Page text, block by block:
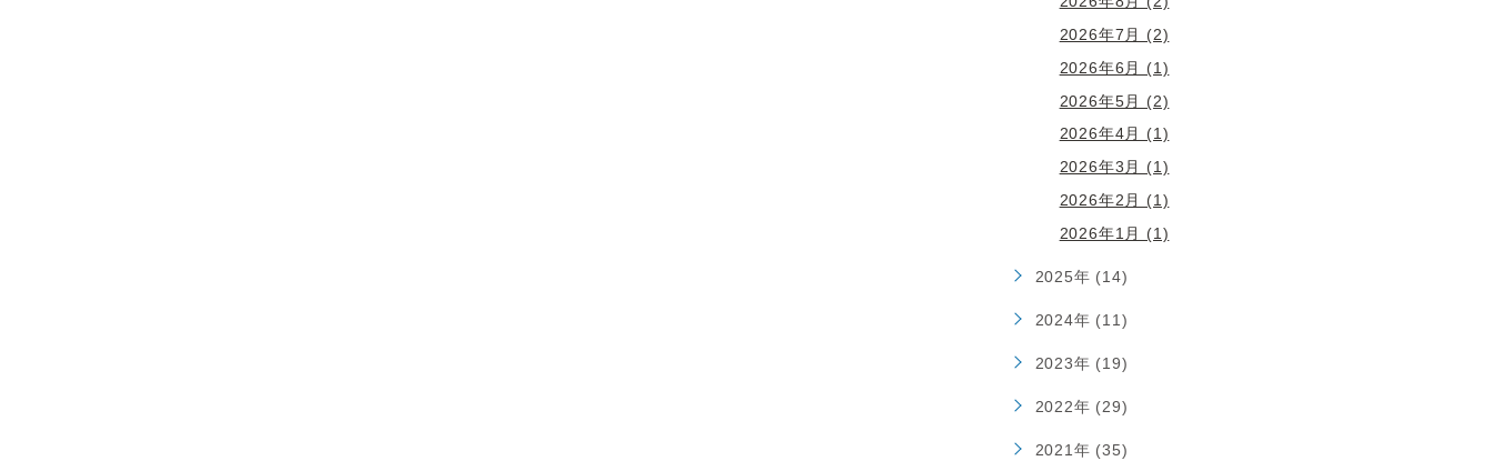
2026年7月 (2)
2026年6月 (1)
2026年5月 (2)
2026年4月 (1)
2026年3月 (1)
2026年2月 (1)
2026年1月 (1)
2025年 (14)
2024年 (11)
2023年 (19)
2022年 (29)
2021年 (35)